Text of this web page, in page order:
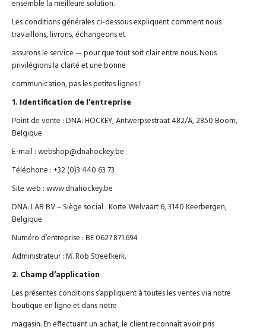
ensemble la meilleure solution.
Les conditions générales ci-dessous expliquent comment nous
travaillons, livrons, échangeons et
assurons le service — pour que tout soit clair entre nous. Nous
privilégions la clarté et une bonne
communication, pas les petites lignes !
1. Identification de l’entreprise
Point de vente : DNA: HOCKEY, Antwerpsestraat 482/A, 2850 Boom,
Belgique
E-mail : webshop@dnahockey.be
Téléphone : +32 (0)3 440 63 73
Site web : www.dnahockey.be
DNA: LAB BV – Siège social : Korte Welvaart 6, 3140 Keerbergen,
Belgique
Numéro d’entreprise : BE 0627.871.694
Administrateur : M. Rob Streefkerk.
2. Champ d’application
Les présentes conditions s’appliquent à toutes les ventes via notre
boutique en ligne et dans notre
magasin. En effectuant un achat, le client reconnaît avoir pris